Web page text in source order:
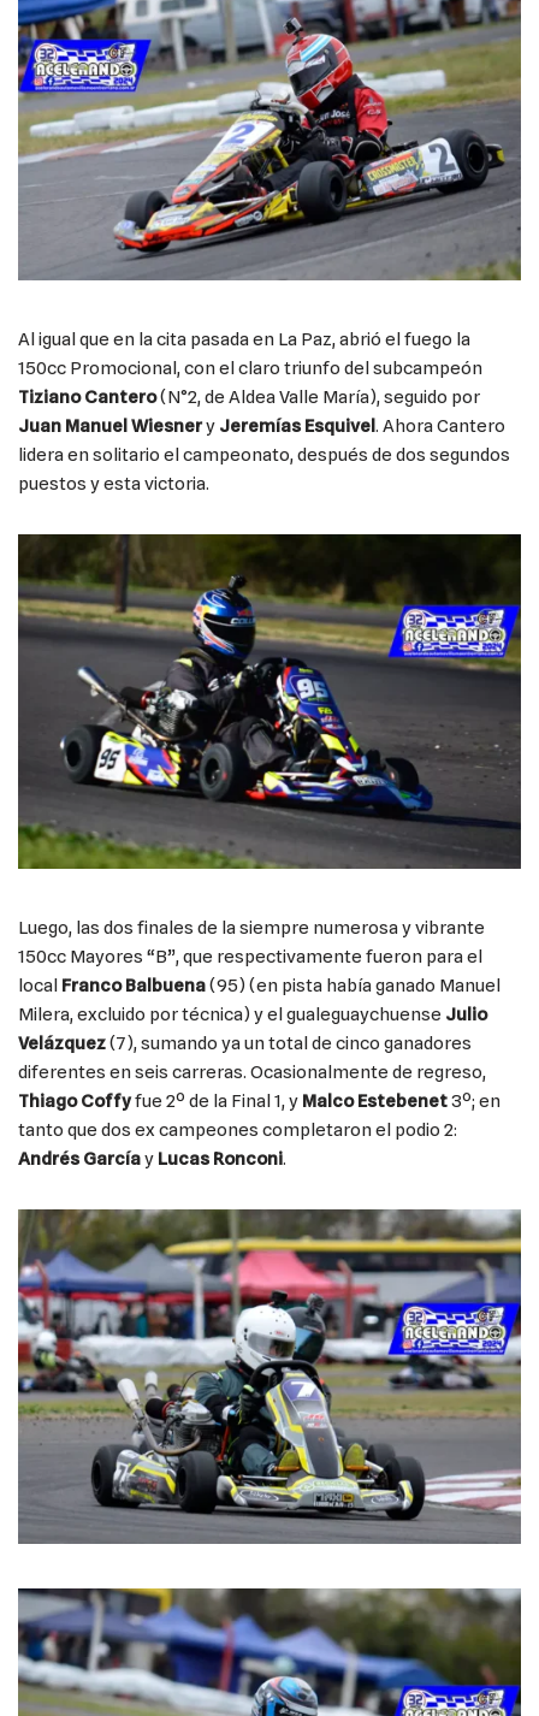
Al igual que en la cita pasada en La Paz, abrió el fuego la
150cc Promocional, con el claro triunfo del subcampeón
Tiziano Cantero(N°2, de Aldea Valle María), seguido por
Juan Manuel Wiesnery Jeremías Esquivel. Ahora Cantero
lidera en solitario el campeonato, después de dos segundos
puestos y esta victoria.
Luego, las dos finales de la siempre numerosa y vibrante
150cc Mayores “B”, que respectivamente fueron para el
local Franco Balbuena(95) (en pista había ganado Manuel
Milera, excluido por técnica) y el gualeguaychuense Julio
Velázquez(7), sumando ya un total de cinco ganadores
diferentes en seis carreras. Ocasionalmente de regreso,
Thiago Coffyfue 2º de la Final 1, y Malco Estebenet3º; en
tanto que dos ex campeones completaron el podio 2:
Andrés Garcíay Lucas Ronconi.